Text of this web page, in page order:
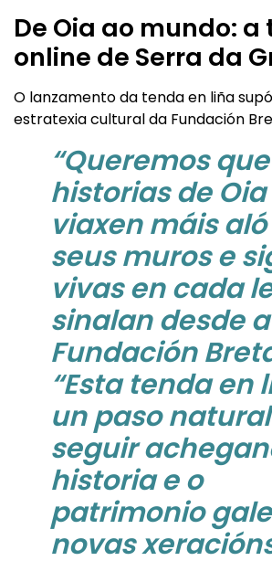
De Oia ao mundo: a
online de Serra da
O lanzamento da tenda en liña
estratexia cultural da Fundación
“Queremos
historias de Oia
viaxen máis
seus muros e
vivas en cada
sinalan desde a
Fundación
“Esta tenda en
un paso
seguir
historia e o
patrimonio
novas